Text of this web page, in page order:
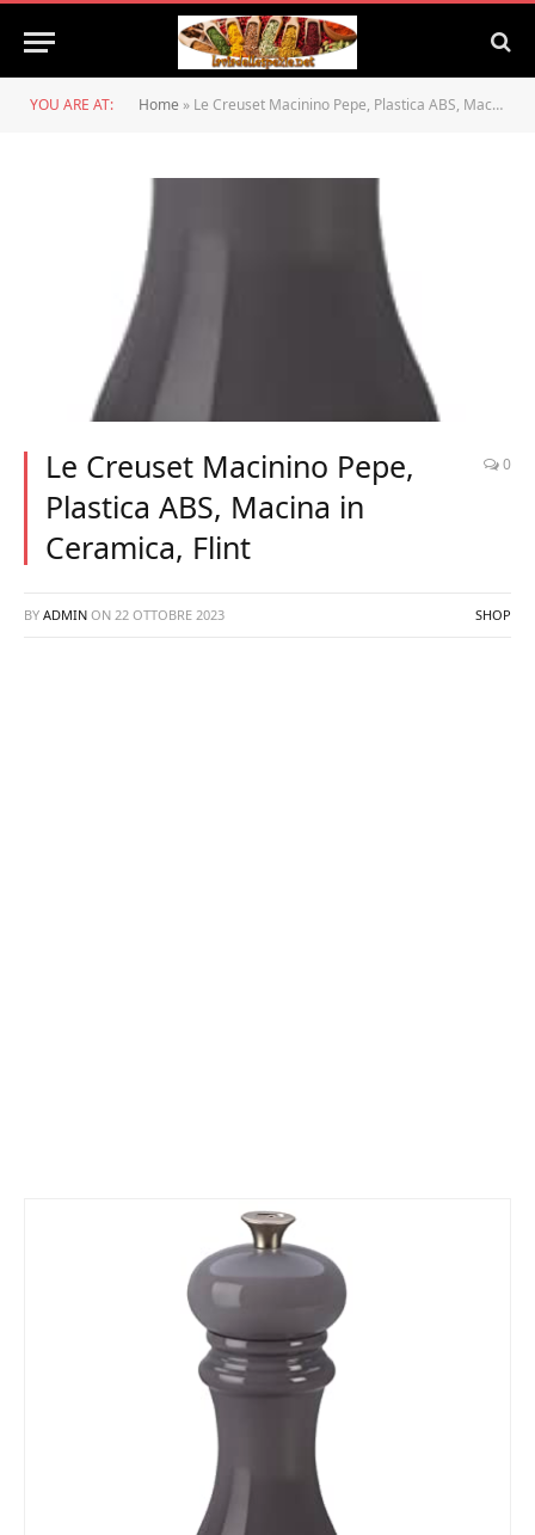
YOU ARE AT: Home » Le Creuset Macinino Pepe, Plastica ABS, Macina in Ceramica, Flint
Le Creuset Macinino Pepe,
Plastica ABS, Macina in
Ceramica, Flint
0
BY ADMIN ON 22 OTTOBRE 2023 SHOP